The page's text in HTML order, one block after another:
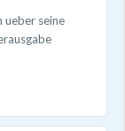
ueber seine